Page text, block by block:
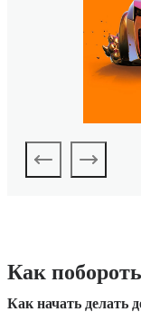
Как
Как начать делать